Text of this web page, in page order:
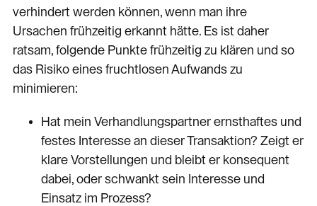
verhindert werden können, wenn man ihre
Ursachen frühzeitig erkannt hätte. Es ist daher
ratsam, folgende Punkte frühzeitig zu klären und so
das Risiko eines fruchtlosen Aufwands zu
minimieren:
Hat mein Verhandlungspartner ernsthaftes und
festes Interesse an dieser Transaktion? Zeigt er
klare Vorstellungen und bleibt er konsequent
dabei, oder schwankt sein Interesse und
Einsatz im Prozess?